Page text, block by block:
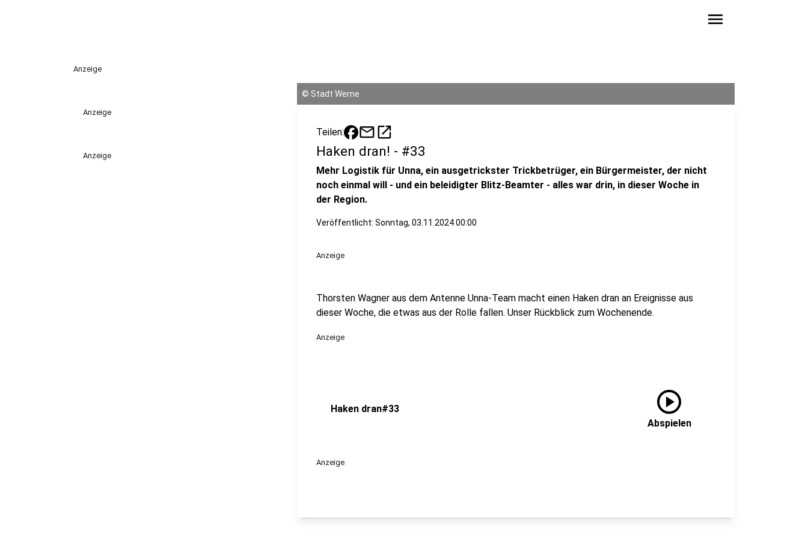
menu
Anzeige
Anzeige
Anzeige
© Stadt Werne
Teilen: mailopen_in_new
Haken dran! - #33
Mehr Logistik für Unna, ein ausgetrickster Trickbetrüger, ein Bürgermeister, der nicht
noch einmal will - und ein beleidigter Blitz-Beamter - alles war drin, in dieser Woche in
der Region.
Veröffentlicht: Sonntag, 03.11.2024 00:00
Anzeige
Thorsten Wagner aus dem Antenne Unna-Team macht einen Haken dran an Ereignisse aus
dieser Woche, die etwas aus der Rolle fallen. Unser Rückblick zum Wochenende.
Anzeige
Haken dran#33 play_circle
Abspielen
Anzeige